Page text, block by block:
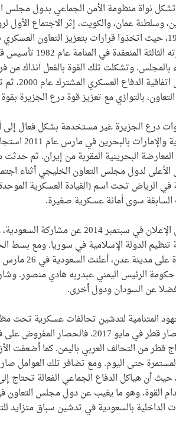
تشكل نواة منظومة الأمن الجماعي بدول مجلس
وسلطنة عمان، والكويت، إثر الاجتماع
عام 1981، حيث اتخذوا قرارات بتعزيز التعاون
في دورته
بالمجلس. وتشكلت تلك القوة بالفعل آنذاك
بالتوازي مع تعزيز قوة درع الجزيرة
درع الجزيرة غير مستخدمة بشكل فعال إلى
المعارضة البحرينية المقربة من إيران. ثم
في الرياض تحت اسم (القيادة العسكرية
السابقة سوى أمانة عسكرية صغيرة.
ثم جرى الإعلان في سبتمبر
تنظيم الدولة الإسلامية في سوريا. ومع بسط
الرئيس اليمني عبدربه هادي منصور.
عن السودان ودول أخرى.
المتنامية لتدشين تحالفات عسكرية تحت
أزمة حصار قطر في مايو 2017.
قطر من التحالف العربي باليمن. كما أضعفت
المستمرة حتى اليوم. ومع تضافر تلك
حيث أن هياكل الدفاع الجماعي الفعالة
القوة. وهو ما يغيب عن دول مجلس التعاون
الداخلية بالسعودية في تدشين سباق متزايد